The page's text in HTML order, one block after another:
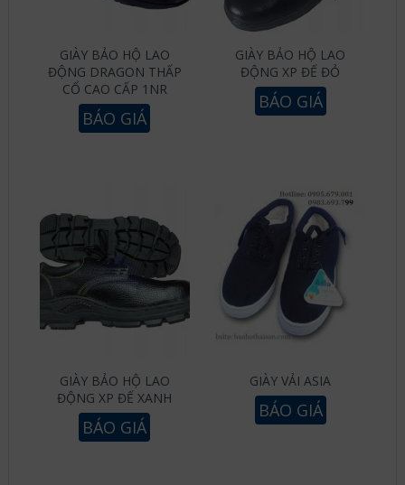
GIÀY BẢO HỘ LAO
ĐỘNG DRAGON THẤP
CỔ CAO CẤP 1NR
BÁO GIÁ
GIÀY BẢO HỘ LAO
ĐỘNG XP ĐẾ ĐỎ
BÁO GIÁ
GIÀY BẢO HỘ LAO
ĐỘNG XP ĐẾ XANH
BÁO GIÁ
GIÀY VẢI ASIA
BÁO GIÁ